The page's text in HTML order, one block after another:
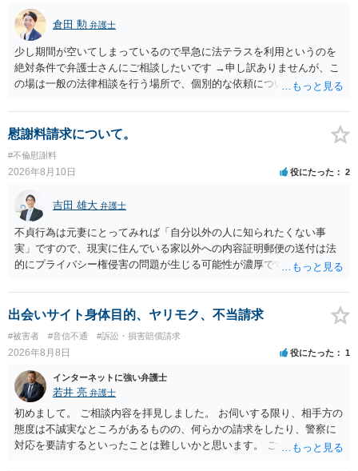
倉田 勲 弁護士
少し期間が空いてしまっているので早急に法テラスを利用というのを
絶対条件で弁護士さんにご相談したいです →申し訳ありませんが、こ
の場は一般の法律相談を行う場所で、個別的な依頼についてやり取り
うことでしたら、ココナラ法律相談の「弁護士検索」で法テラス利用
可能な弁護士に直接お問い合わせください。
慰謝料請求について。
#不倫慰謝料
2026年8月10日 役にたった 2
吉田 雄大 弁護士
不貞行為は元妻にとってみれば「自分以外の人に知られたくない事
実」ですので、現実に住んでいる家以外への内容証明郵便の送付は法
的にプライバシー権侵害の問題が生じる可能性が濃厚です。ですの
出会いサイト身体目的、ヤリモク、不当請求
#被害者 #音信不通 #訴訟・損害賠償請求
2026年8月8日 役にたった 1
インターネットに強い弁護士
若井 亮 弁護士
初めまして。 ご相談内容を拝見しました。 お伺いする限り、相手方の
態度は不誠実なところがあるものの、何らかの請求をしたり、警察に
対応を要請するといったことは難しいかと思います。 ご参考になれば